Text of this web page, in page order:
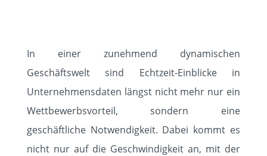
In einer zunehmend dynamischen
Geschäftswelt sind Echtzeit-Einblicke in
Unternehmensdaten längst nicht mehr nur ein
Wettbewerbsvorteil, sondern eine
geschäftliche Notwendigkeit. Dabei kommt es
nicht nur auf die Geschwindigkeit an, mit der